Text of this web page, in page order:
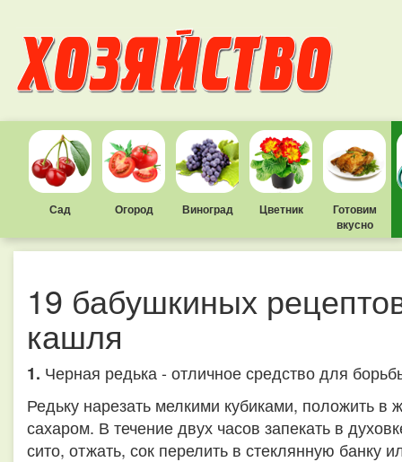
Сад Огород Виноград Цветник
Готовим
вкусно
19 бабушкиных
кашля
1. Черная редька - отличное средство для
Редьку нарезать мелкими кубиками, положить
сахаром. В течение двух часов запекать в
сито, отжать, сок перелить в стеклянную банку